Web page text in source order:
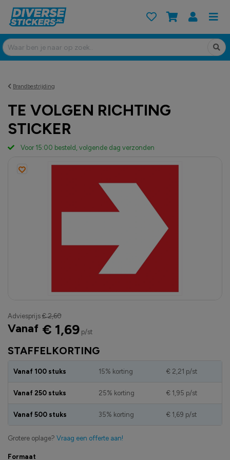
Brandbestrijding
TE VOLGEN RICHTING
STICKER
Formaat
STAFFELKORTING
Vanaf 100 stuks 15% korting € 2,21 p/st
Vanaf 250 stuks 25% korting € 1,95 p/st
Vanaf 500 stuks 35% korting € 1,69 p/st
Grotere oplage? Vraag een offerte aan!
Adviesprijs € 2,60
Vanaf € 1,69p/st
Voor 15:00 besteld, volgende dag verzonden